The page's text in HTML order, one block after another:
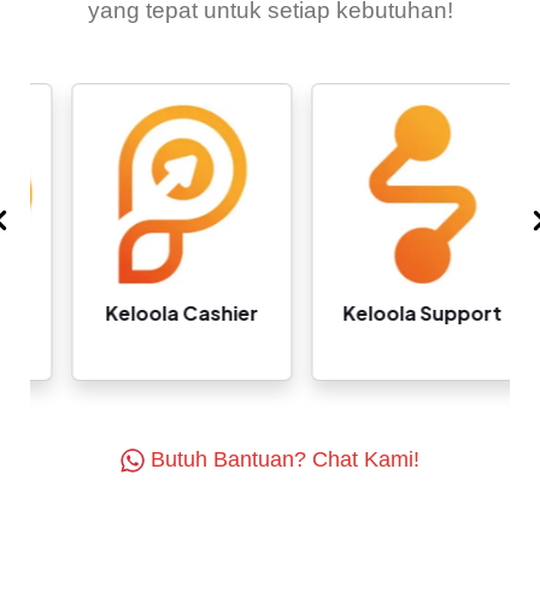
yang tepat untuk setiap kebutuhan!
Keloola Cashier Keloola Support
Butuh Bantuan? Chat Kami!